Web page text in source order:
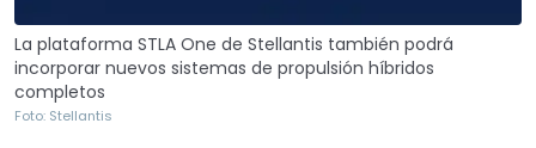
La plataforma STLA One de Stellantis también podrá
incorporar nuevos sistemas de propulsión híbridos
completos
Foto: Stellantis